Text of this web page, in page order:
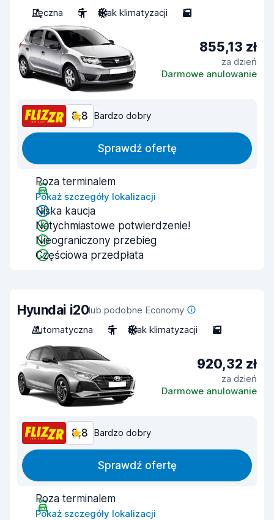
Ręczna 5 Brak klimatyzacji 5
855,13 zł
za dzień
Darmowe anulowanie
8,8 Bardzo dobry
Sprawdź ofertę
Poza terminalem
Pokaż szczegóły lokalizacji
Niska kaucja
Natychmiastowe potwierdzenie!
Nieograniczony przebieg
Częściowa przedpłata
Hyundai i20lub podobne Economy
Automatyczna
5 Brak klimatyzacji 5
920,32 zł
za dzień
Darmowe anulowanie
8,8 Bardzo dobry
Sprawdź ofertę
Poza terminalem
Pokaż szczegóły lokalizacji